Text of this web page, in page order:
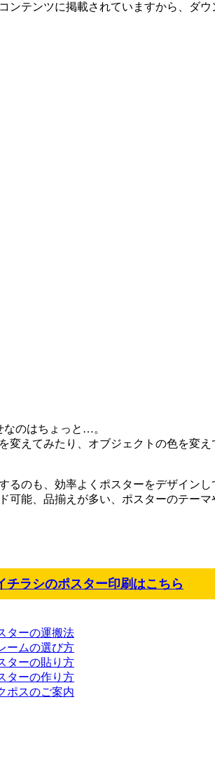
ンテンツに掲載されていますから、ダ
なのはちょっと…。
変えてみたり、オブジェクトの色を変え
るのも、効率よくポスターをデザイン
可能、品揃えが多い、ポスターのテー
チラシのポスター印刷はこちら
ターの運搬法
ームの選び方
ターの貼り方
ターの作り方
ポスのご案内